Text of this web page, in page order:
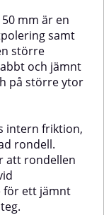
rondell som är
även vid
Det
skummet
hårdhet vid
vilket
jämn avverkning och
Den
att rondellen följer
och kanter med
en
och avverkning på
Pad det perfekta
och glans
i ett enda steg.✅
mm är en
samt
större
och jämnt
på större ytor
intern friktion,
rondell.
att rondellen
för ett jämnt